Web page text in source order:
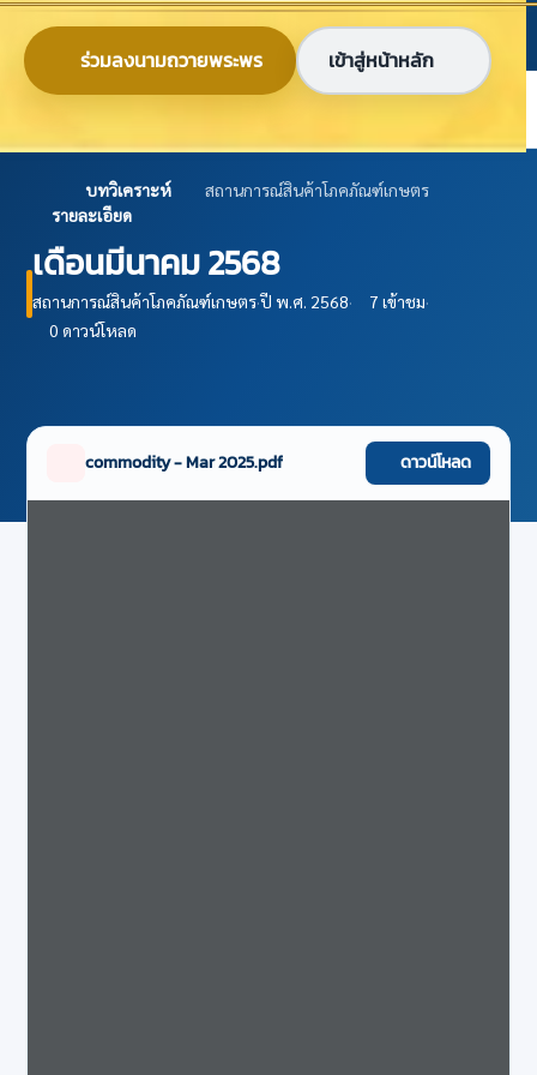
ร่วมลงนามถวายพระพร เข้าสู่หน้าหลัก
ข้ามไปยังเนื้อหาหลัก
ก ก ก ไทย EN
บทวิเคราะห์
สถานการณ์สินค้าโภคภัณฑ์เกษตร
รายละเอียด
เดือนมีนาคม 2568
สถานการณ์สินค้าโภคภัณฑ์เกษตร·ปี พ.ศ. 2568· 7 เข้าชม·
0 ดาวน์โหลด
commodity - Mar 2025.pdf ดาวน์โหลด